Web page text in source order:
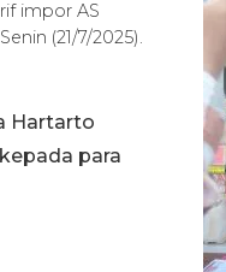
impor AS
(21/7/2025).
Hartarto
para